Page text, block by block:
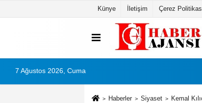
Künye İletişim Çerez
7 Ağustos 2026, Cuma
Haberler Siyaset Kemal